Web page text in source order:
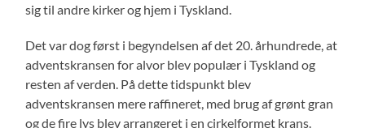
sig til andre kirker og hjem i Tyskland.
Det var dog først i begyndelsen af det 20. århundrede, at
adventskransen for alvor blev populær i Tyskland og
resten af verden. På dette tidspunkt blev
adventskransen mere raffineret, med brug af grønt gran
og de fire lys blev arrangeret i en cirkelformet krans.